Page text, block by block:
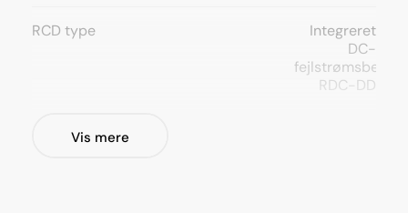
RCD type
Integreret
DC-
RDC-DD
MaterialeVis mere